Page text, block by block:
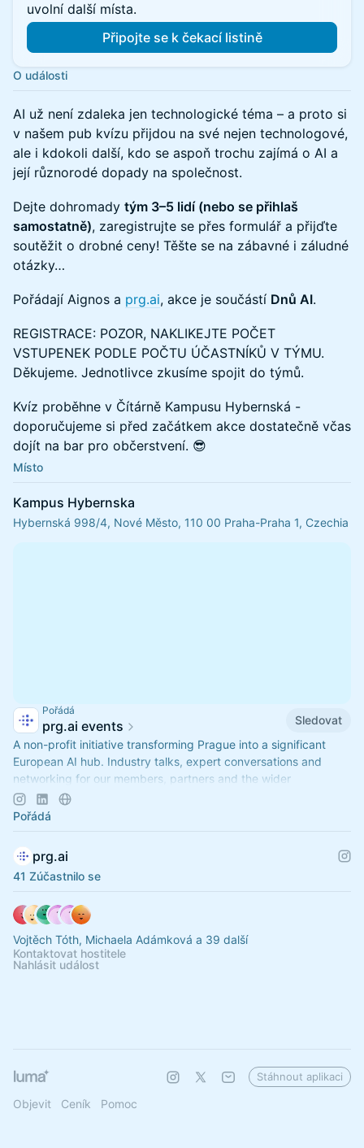
uvolní další místa.
Připojte se k čekací listině
O události
AI už není zdaleka jen technologické téma – a proto si
v našem pub kvízu přijdou na své nejen technologové,
ale i kdokoli další, kdo se aspoň trochu zajímá o AI a
její různorodé dopady na společnost.
Dejte dohromady tým 3–5 lidí (nebo se přihlaš
samostatně), zaregistrujte se přes formulář a přijďte
soutěžit o drobné ceny! Těšte se na zábavné i záludné
otázky…
Pořádají Aignos a prg.ai, akce je součástí Dnů AI.
REGISTRACE: POZOR, NAKLIKEJTE POČET
VSTUPENEK PODLE POČTU ÚČASTNÍKŮ V TÝMU.
Děkujeme. Jednotlivce zkusíme spojit do týmů.
Kvíz proběhne v Čítárně Kampusu Hybernská -
doporučujeme si před začátkem akce dostatečně včas
dojít na bar pro občerstvení. 😎
Místo
Kampus Hybernska
Hybernská 998/4, Nové Město, 110 00 Praha-Praha 1, Czechia
Pořádá
prg.ai events
Sledovat
A non-profit initiative transforming Prague into a significant
European AI hub. Industry talks, expert conversations and
networking for our members, partners and the wider
community.
Pořádá
prg.ai
41 Zúčastnilo se
Vojtěch Tóth, Michaela Adámková a 39 další
Kontaktovat hostitele
Nahlásit událost
Objevit Ceník Pomoc
Stáhnout aplikaci